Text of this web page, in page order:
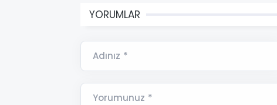
YORUMLAR
Adınız *
Yorumunuz *